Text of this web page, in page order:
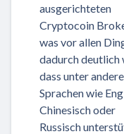
ausgerichteten
Cryptocoin
was vor allen
dadurch deutlich
dass unter
Sprachen wie
Chinesisch oder
Russisch